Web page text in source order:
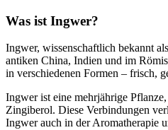
Was ist Ingwer?
Ingwer, wissenschaftlich bekannt als
antiken China, Indien und im
in verschiedenen Formen – frisch,
Ingwer ist eine mehrjährige
Zingiberol. Diese Verbindungen
Ingwer auch in der Aromatherapie